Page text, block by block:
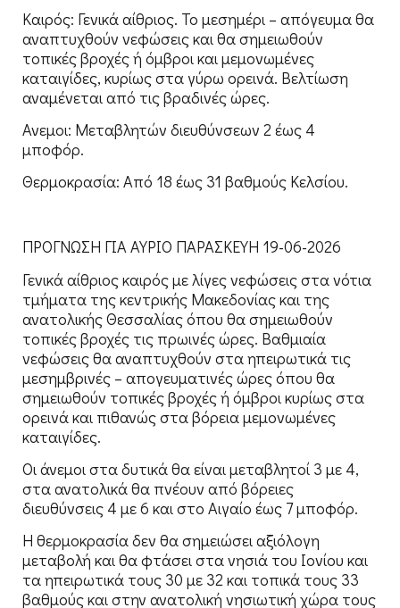
Καιρός: Γενικά αίθριος. Το μεσημέρι – απόγευμα θα
αναπτυχθούν νεφώσεις και θα σημειωθούν
τοπικές βροχές ή όμβροι και μεμονωμένες
καταιγίδες, κυρίως στα γύρω ορεινά. Βελτίωση
αναμένεται από τις βραδινές ώρες.
Ανεμοι: Μεταβλητών διευθύνσεων 2 έως 4
μποφόρ.
Θερμοκρασία: Από 18 έως 31 βαθμούς Κελσίου.
ΠΡΟΓΝΩΣΗ ΓΙΑ ΑΥΡΙΟ ΠΑΡΑΣΚΕΥΗ 19-06-2026
Γενικά αίθριος καιρός με λίγες νεφώσεις στα νότια
τμήματα της κεντρικής Μακεδονίας και της
ανατολικής Θεσσαλίας όπου θα σημειωθούν
τοπικές βροχές τις πρωινές ώρες. Βαθμιαία
νεφώσεις θα αναπτυχθούν στα ηπειρωτικά τις
μεσημβρινές – απογευματινές ώρες όπου θα
σημειωθούν τοπικές βροχές ή όμβροι κυρίως στα
ορεινά και πιθανώς στα βόρεια μεμονωμένες
καταιγίδες.
Οι άνεμοι στα δυτικά θα είναι μεταβλητοί 3 με 4,
στα ανατολικά θα πνέουν από βόρειες
διευθύνσεις 4 με 6 και στο Αιγαίο έως 7 μποφόρ.
Η θερμοκρασία δεν θα σημειώσει αξιόλογη
μεταβολή και θα φτάσει στα νησιά του Ιονίου και
τα ηπειρωτικά τους 30 με 32 και τοπικά τους 33
βαθμούς και στην ανατολική νησιωτική χώρα τους